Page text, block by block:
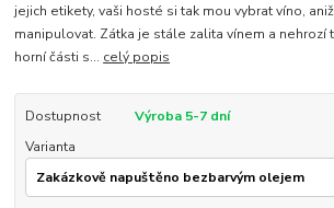
jejich etikety, vaši hosté si tak mou vybrat víno,
manipulovat. Zátka je stále zalita vínem a nehrozí
horní části s... celý popis
Dostupnost
Výroba 5-7 dní
Varianta